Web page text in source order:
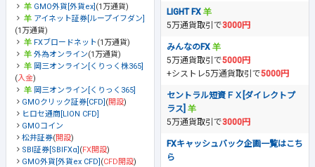
GMO外貨[外貨ex] (1万通貨)
アイネット証券[ループイフダン]
(1万通貨)
FXブロードネット(1万通貨)
外為オンライン(1万通貨)
岡三オンライン[くりっく株365]
(入金)
岡三オンライン[くりっく365]
GMOクリック証券[CFD] (開設)
ヒロセ通商[LION CFD]
GMOコイン
松井証券(開設)
SBI証券[SBIFXα] (FX開設)
GMO外貨[外貨ex CFD] (CFD開設)
LIGHT FX
5万通貨取引で3000円
みんなのFX
5万通貨取引で5000円
+シストレ5万通貨取引で5000円
セントラル短資ＦＸ[ダイレクトプ
ラス]
5万通貨取引で3000円
FXキャッシュバック企画一覧はこち
ら